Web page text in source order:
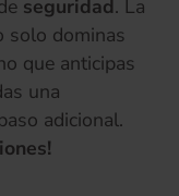
seguridad. La
solo dominas
que anticipas
una
adicional.